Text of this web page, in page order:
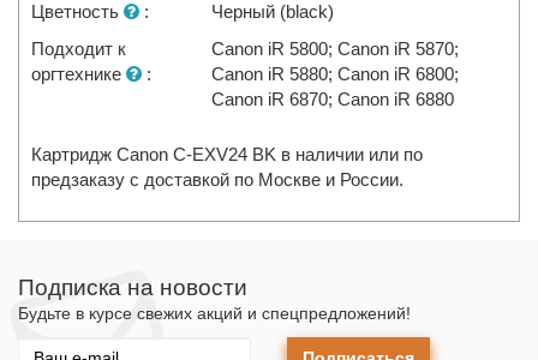
Цветность
:
Черный (black)
Подходит к
оргтехнике
:
Canon iR 5800; Canon iR 5870;
Canon iR 5880; Canon iR 6800;
Canon iR 6870; Canon iR 6880
Картридж Canon C-EXV24 BK в наличии или по
предзаказу с доставкой по Москве и России.
Подписка на новости
Будьте в курсе свежих акций и спецпредложений!